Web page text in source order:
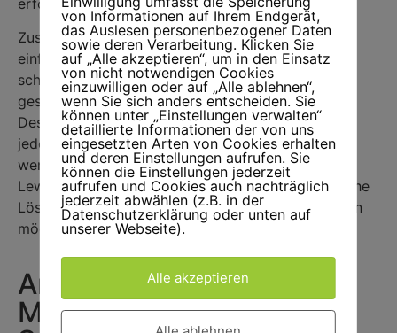
Zusammenfassend bieten Lewens Markisen eine
einfache Möglichkeit, um sich vor der Sonne zu
schützen und den Außenbereich angenehmer zu
gestalten. Mit vielen verschiedenen Arten und
Designs zur Auswahl, können Lewens Markisen an
jedes Bedürfnis und Erscheinungsbild angepasst
werden. Ob manuelle oder elektrische Bedienung,
Lewens Markisen sind eine attraktive und praktische
Lösung für jeden, der die Sonne im Freien genießen
möchte.
Anfrage für Lewens
Markisen – Licht und
von Informationen auf Ihrem Endgerät,
das Auslesen personenbezogener Daten
sowie deren Verarbeitung. Klicken Sie
auf „Alle akzeptieren“, um in den Einsatz
von nicht notwendigen Cookies
einzuwilligen oder auf „Alle ablehnen“,
wenn Sie sich anders entscheiden. Sie
können unter „Einstellungen verwalten“
detaillierte Informationen der von uns
eingesetzten Arten von Cookies erhalten
und deren Einstellungen aufrufen. Sie
können die Einstellungen jederzeit
aufrufen und Cookies auch nachträglich
jederzeit abwählen (z.B. in der
Datenschutzerklärung oder unten auf
unserer Webseite).
Alle akzeptieren